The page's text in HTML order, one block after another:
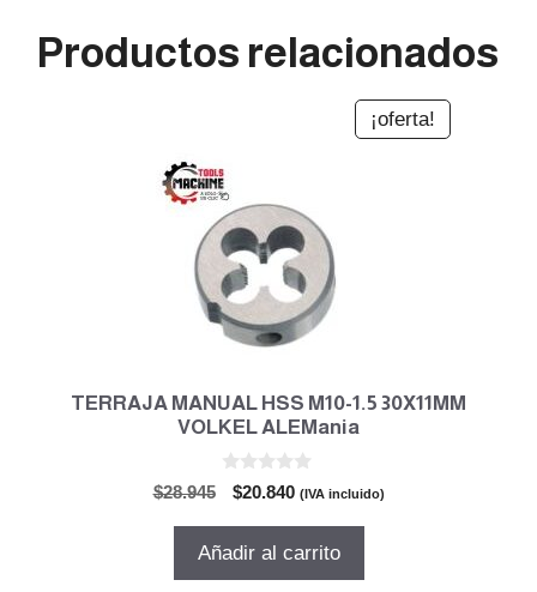
Productos relacionados
¡oferta!
TERRAJA MANUAL HSS M10-1.5 30X11MM
VOLKEL ALEMania
$28.945
El
original
$20.840El
actual
(IVA incluido)
Añadir al carrito